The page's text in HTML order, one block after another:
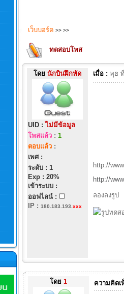
เว็บบอร์ด >> >>
ทดสอบโพส
โดย นักบินฝึกหัด
UID :ไม่มีข้อมูล
โพสแล้ว: 1
ตอบแล้ว:
เพศ :
ระดับ : 1
Exp : 20%
เข้าระบบ :
ออฟไลน์ :
IP : 180.183.193. xxx
เมื่อ : พุธ
http://
http://
ลองลงรูป
โดย 1 ความคิด